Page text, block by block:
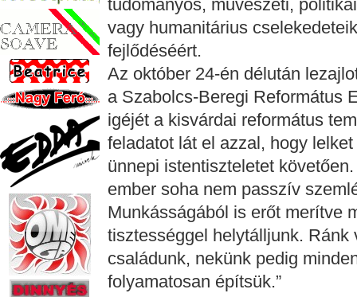
tudományos, művészeti,
vagy humanitárius
fejlődéséért.
Az október 24-én délután
a Szabolcs-Beregi Református
igéjét a kisvárdai református
feladatot lát el azzal, hogy
ünnepi istentiszteletet
ember soha nem passzív
Munkásságából is erőt merítve
tisztességgel helytálljunk.
családunk, nekünk pedig
folyamatosan építsük.”